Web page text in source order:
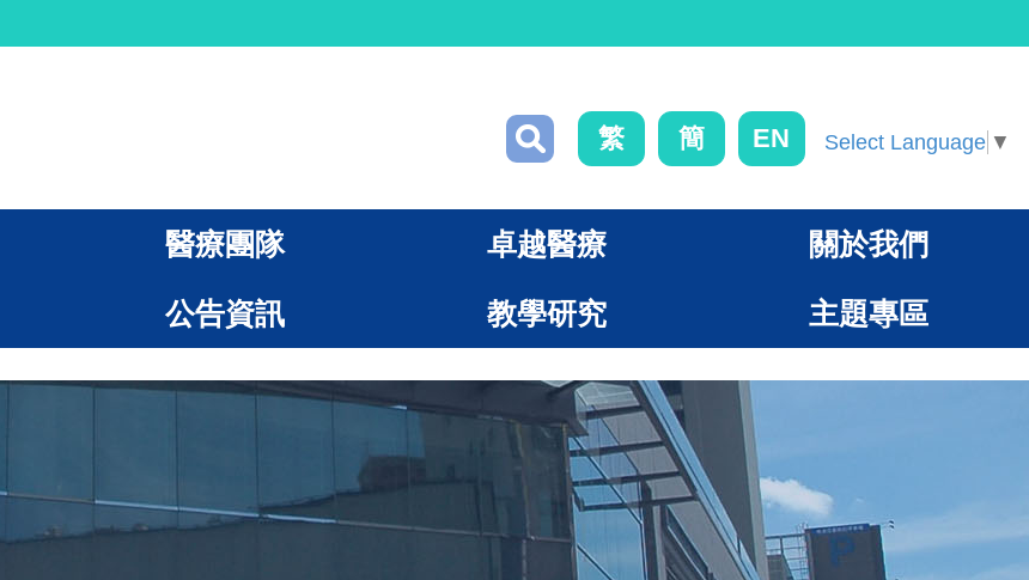
繁 簡 EN Select Language ▼
醫療團隊 卓越醫療 關於我們
公告資訊 教學研究 主題專區